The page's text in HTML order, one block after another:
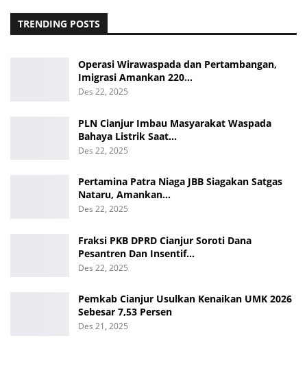
TRENDING POSTS
Operasi Wirawaspada dan Pertambangan,
Imigrasi Amankan 220…
Des 22, 2025
PLN Cianjur Imbau Masyarakat Waspada
Bahaya Listrik Saat…
Des 22, 2025
Pertamina Patra Niaga JBB Siagakan Satgas
Nataru, Amankan…
Des 22, 2025
Fraksi PKB DPRD Cianjur Soroti Dana
Pesantren Dan Insentif…
Des 22, 2025
Pemkab Cianjur Usulkan Kenaikan UMK 2026
Sebesar 7,53 Persen
Des 21, 2025